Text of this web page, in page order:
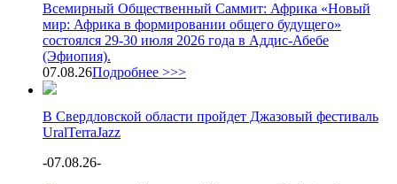
Всемирный Общественный Саммит: Африка «Новый
мир: Африка в формировании общего будущего»
состоялся 29-30 июля 2026 года в Аддис-Абебе
(Эфиопия).
07.08.26Подробнее >>>
В Свердловской области пройдет Джазовый фестиваль
UralTerraJazz
-07.08.26-